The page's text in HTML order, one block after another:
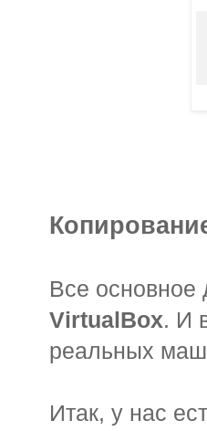
Все основное
VirtualBox. И
реальных
Итак, у нас